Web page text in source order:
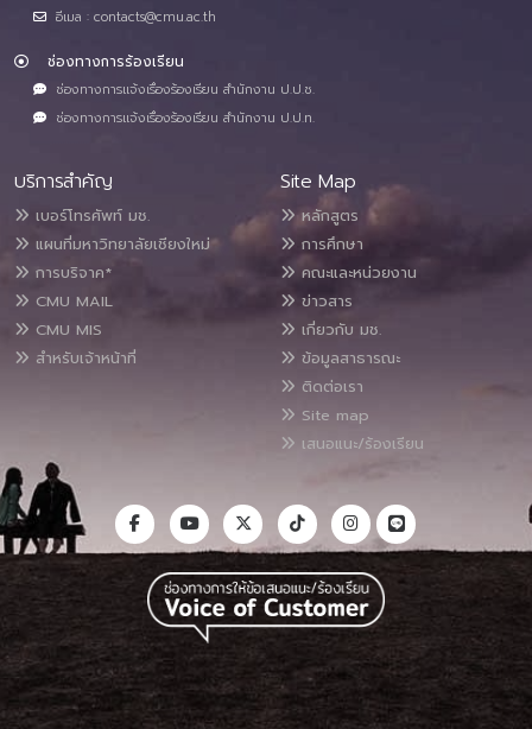
อีเมล : contacts@cmu.ac.th
ช่องทางการร้องเรียน
ช่องทางการแจ้งเรื่องร้องเรียน สำนักงาน ป.ป.ช.
ช่องทางการแจ้งเรื่องร้องเรียน สำนักงาน ป.ป.ท.
บริการสำคัญ
เบอร์โทรศัพท์ มช.
แผนที่มหาวิทยาลัยเชียงใหม่
การบริจาค*
CMU MAIL
CMU MIS
สำหรับเจ้าหน้าที่
Site Map
หลักสูตร
การศึกษา
คณะและหน่วยงาน
ข่าวสาร
เกี่ยวกับ มช.
ข้อมูลสาธารณะ
ติดต่อเรา
Site map
เสนอแนะ/ร้องเรียน